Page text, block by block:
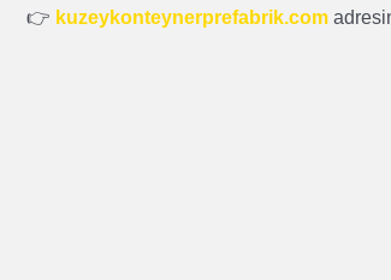
👉 kuzeykonteynerprefabrik.com